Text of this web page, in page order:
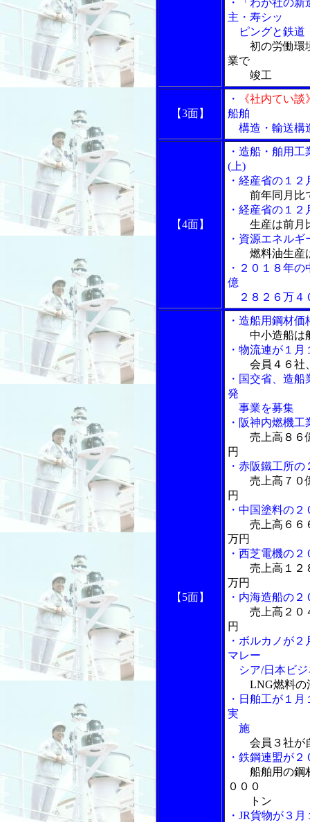
・「わが社の
主・寿シッ
ピングと鉄道
初の労働環
業で
竣工
【3面】
・
《社内てい談
船舶
構造・輸送構
【4面】
・造船・舶用
(上)
・経産省の１
前年同月比
・経産省の１
生産は前月
・資源エネル
燃料油生産
・２０１８年
億
２８２６万４
【5面】
・造船用鋼材
中小造船は
・物流連が１
会員４６社
・国交省、造
発
事業を募集
・阪神内燃機
売上高８６
円
・赤阪鐵工所
売上高７０
円
・中国塗料の
売上高６６
万円
・西芝電機の
売上高１２
万円
・内海造船の
売上高２０
円
・ボルカノが
マレー
シア/日本ビジ
LNG燃料の
・日舶工が１
実
施
会員３社が
・鉄鋼連盟が
船舶用の鋼
０００
トン
・JR貨物が３